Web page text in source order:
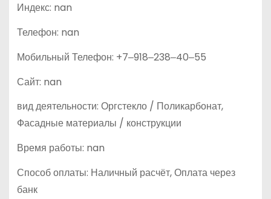
Индекс: nan
Телефон: nan
Мобильный Телефон: +7‒918‒238‒40‒55
Сайт: nan
вид деятельности: Оргстекло / Поликарбонат,
Фасадные материалы / конструкции
Время работы: nan
Способ оплаты: Наличный расчёт, Оплата через
банк